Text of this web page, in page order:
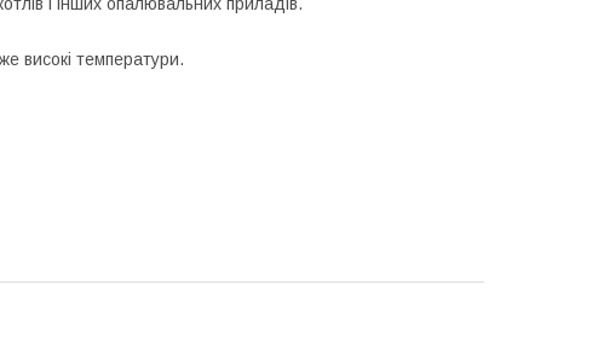
і інших опалювальних приладів.
високі температури.